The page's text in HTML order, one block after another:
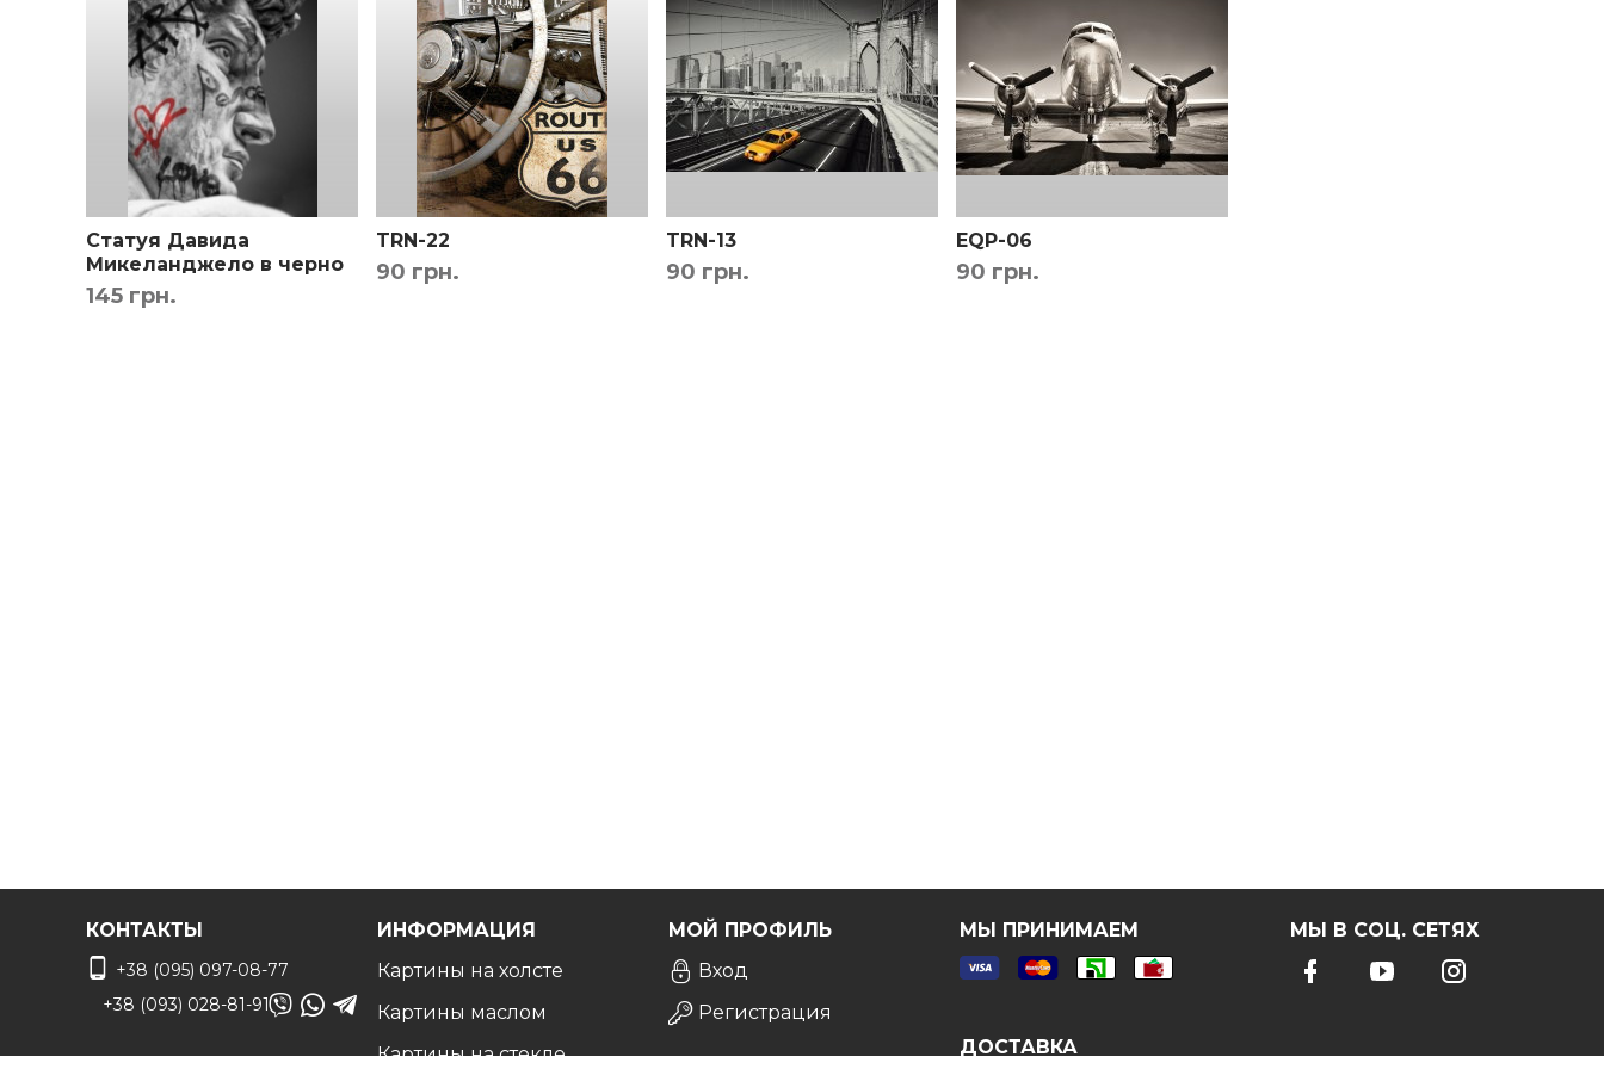
Дизайнер сделает монтаж по вашему фото чтобы вы были точно уверены в выборе.Бесплатно!
Статуя Давида
Микеланджело в черно
белых тонах - Крис
Беллини
145 грн.
TRN-22
90 грн.
TRN-13
90 грн.
EQP-06
90 грн.
КОНТАКТЫ
+38 (095) 097-08-77
+38 (093) 028-81-91
ИНФОРМАЦИЯ
Картины на холсте
Картины маслом
Картины на стекле
МОЙ ПРОФИЛЬ
Вход
Регистрация
МЫ ПРИНИМАЕМ
ДОСТАВКА
МЫ В СОЦ. СЕТЯХ